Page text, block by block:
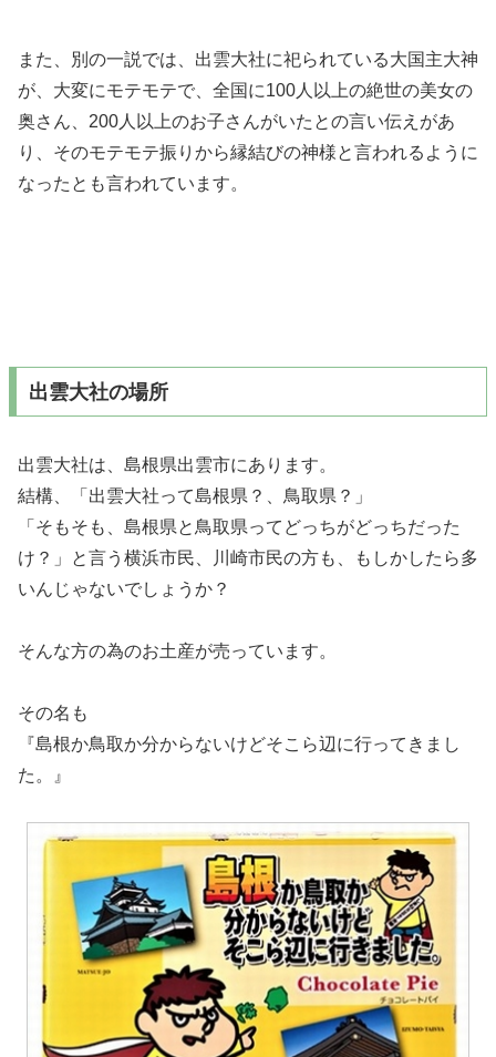
また、別の一説では、出雲大社に祀られている大国主大神
が、大変にモテモテで、全国に100人以上の絶世の美女の
奥さん、200人以上のお子さんがいたとの言い伝えがあ
り、そのモテモテ振りから縁結びの神様と言われるように
なったとも言われています。
出雲大社の場所
出雲大社は、島根県出雲市にあります。
結構、「出雲大社って島根県？、鳥取県？」
「そもそも、島根県と鳥取県ってどっちがどっちだった
け？」と言う横浜市民、川崎市民の方も、もしかしたら多
いんじゃないでしょうか？
そんな方の為のお土産が売っています。
その名も
『島根か鳥取か分からないけどそこら辺に行ってきまし
た。』